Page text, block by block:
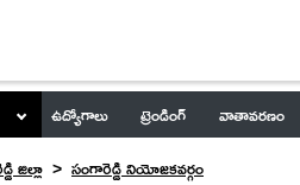
ఉద్యోగాలు ట్రెండింగ్ వాతావరణం
జిల్లా సంగారెడ్డి నియోజకవర్గం